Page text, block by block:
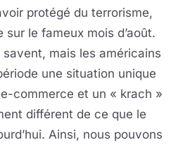
protégé du terrorisme,
sur le fameux mois d’août.
savent, mais les américains
une situation unique
commerce et un « krach »
différent de ce que le
Ainsi, nous pouvons